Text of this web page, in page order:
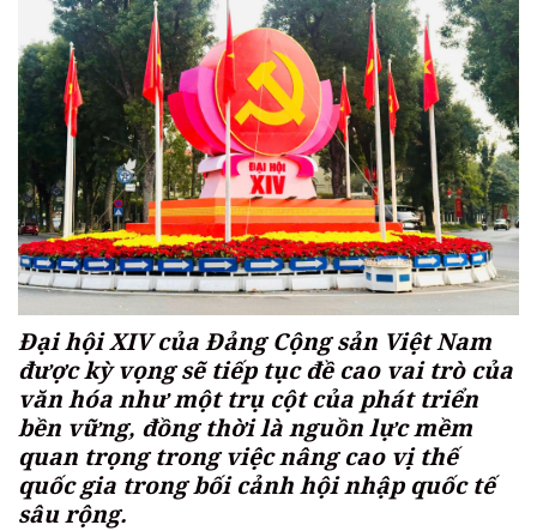
Đại hội XIV của Đảng Cộng sản Việt Nam
được kỳ vọng sẽ tiếp tục đề cao vai trò của
văn hóa như một trụ cột của phát triển
bền vững, đồng thời là nguồn lực mềm
quan trọng trong việc nâng cao vị thế
quốc gia trong bối cảnh hội nhập quốc tế
sâu rộng.